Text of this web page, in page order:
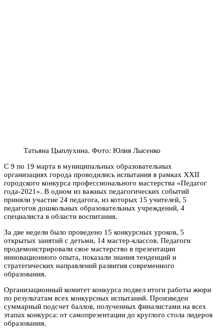
Татьяна Цыплухина. Фото: Юлия Лысенко
С 9 по 19 марта в муниципальных образовательных
организациях города проводились испытания в рамках XXII
городского конкурса профессионального мастерства «Педагог
года-2021». В одном из важных педагогических событий
приняли участие 24 педагога, из которых 15 учителей, 5
педагогов дошкольных образовательных учреждений, 4
специалиста в области воспитания.
За две недели было проведено 15 конкурсных уроков, 5
открытых занятий с детьми, 14 мастер-классов. Педагоги
продемонстрировали свое мастерство в презентации
инновационного опыта, показали знания тенденций и
стратегических направлений развития современного
образования.
Организационный комитет конкурса подвел итоги работы жюри
по результатам всех конкурсных испытаний. Произведен
суммарный подсчет баллов, полученных финалистами на всех
этапах конкурса: от самопрезентации до круглого стола лидеров
образования.